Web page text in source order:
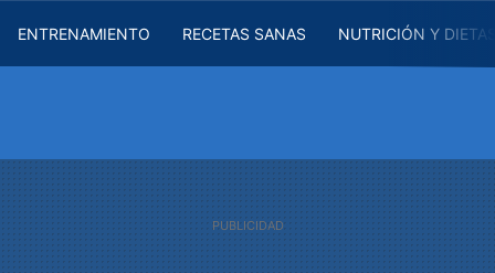
ENTRENAMIENTO RECETAS SANAS NUTRICIÓN Y